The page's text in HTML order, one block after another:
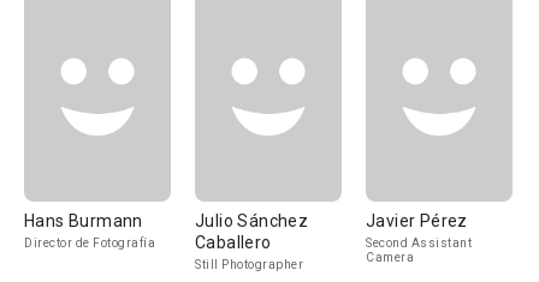
Hans Burmann
Director de Fotografía
Julio Sánchez
Caballero
Still Photographer
Javier Pérez
Second Assistant
Camera